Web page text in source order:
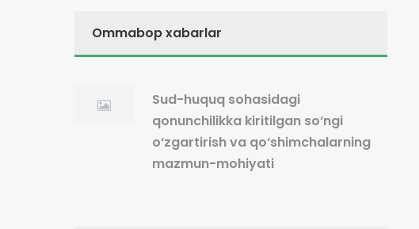
Ommabop xabarlar
Sud-huquq sohasidagi
qonunchilikka kiritilgan so‘ngi
o‘zgartirish va qo‘shimchalarning
mazmun-mohiyati